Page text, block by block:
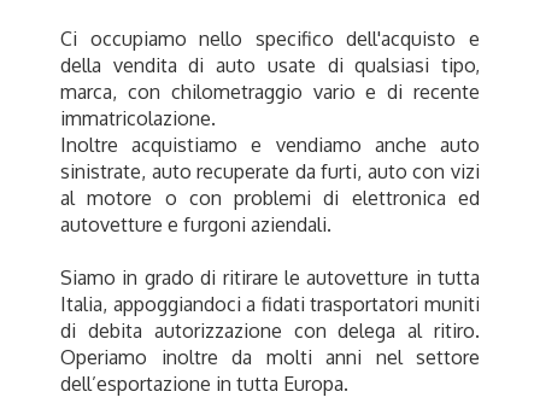
Ci occupiamo nello specifico dell'acquisto e
della vendita di auto usate di qualsiasi tipo,
marca, con chilometraggio vario e di recente
immatricolazione.
Inoltre acquistiamo e vendiamo anche auto
sinistrate, auto recuperate da furti, auto con vizi
al motore o con problemi di elettronica ed
autovetture e furgoni aziendali.
Siamo in grado di ritirare le autovetture in tutta
Italia, appoggiandoci a fidati trasportatori muniti
di debita autorizzazione con delega al ritiro.
Operiamo inoltre da molti anni nel settore
dell’esportazione in tutta Europa.